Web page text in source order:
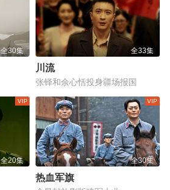
全30集 全33集
川流
张铎和余心恬投身疆场报国
全20集 全30集
热血军旗